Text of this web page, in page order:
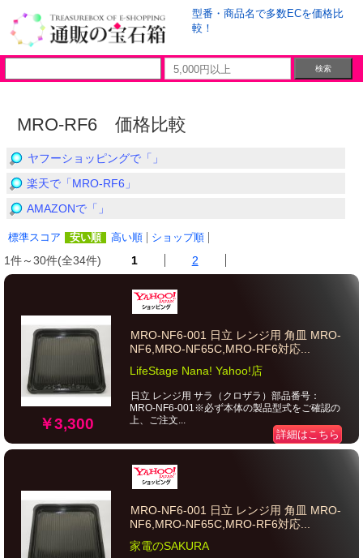
型番・商品名で多数ECを価格比
較！
MRO-RF6 価格比較
ヤフーショッピングで「」
楽天で「MRO-RF6」
AMAZONで「」
標準スコア 安い順 高い順 ショップ順
1件～30件(全34件) 1 2
￥3,300
MRO-NF6-001 日立 レンジ用 角皿 MRO-
NF6,MRO-NF65C,MRO-RF6対応...
LifeStage Nana! Yahoo!店
日立 レンジ用 サラ（クロザラ）部品番号：
MRO-NF6-001※必ず本体の製品型式をご確認の
上、ご注文...
詳細はこちら
MRO-NF6-001 日立 レンジ用 角皿 MRO-
NF6,MRO-NF65C,MRO-RF6対応...
家電のSAKURA